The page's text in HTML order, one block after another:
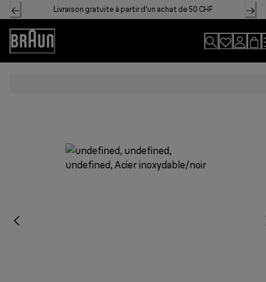
Skip
to
Content
Livraison gratuite à partir d'un achat de 50 CHF
Accessibility
Statement